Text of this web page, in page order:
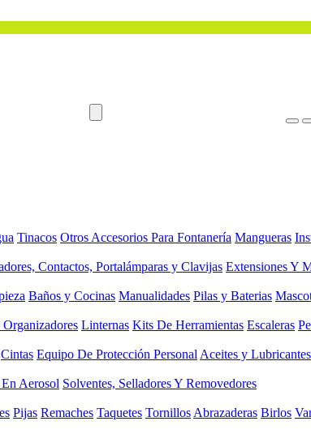
Tinacos Otros Accesorios Para Fontanería Mangueras
Contactos, Portalámparas y Clavijas Extensiones Y
Baños y Cocinas Manualidades Pilas y Baterias
Organizadores Linternas Kits De Herramientas Escaleras
Cintas Equipo De Protección Personal Aceites y Lubricantes
Aerosol Solventes, Selladores Y Removedores
Pijas Remaches Taquetes Tornillos Abrazaderas Birlos